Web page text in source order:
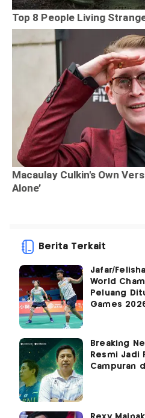
Berita Terkait
Jafar/
World
Peluang
Games
Breaking
Resmi Jadi
Campuran